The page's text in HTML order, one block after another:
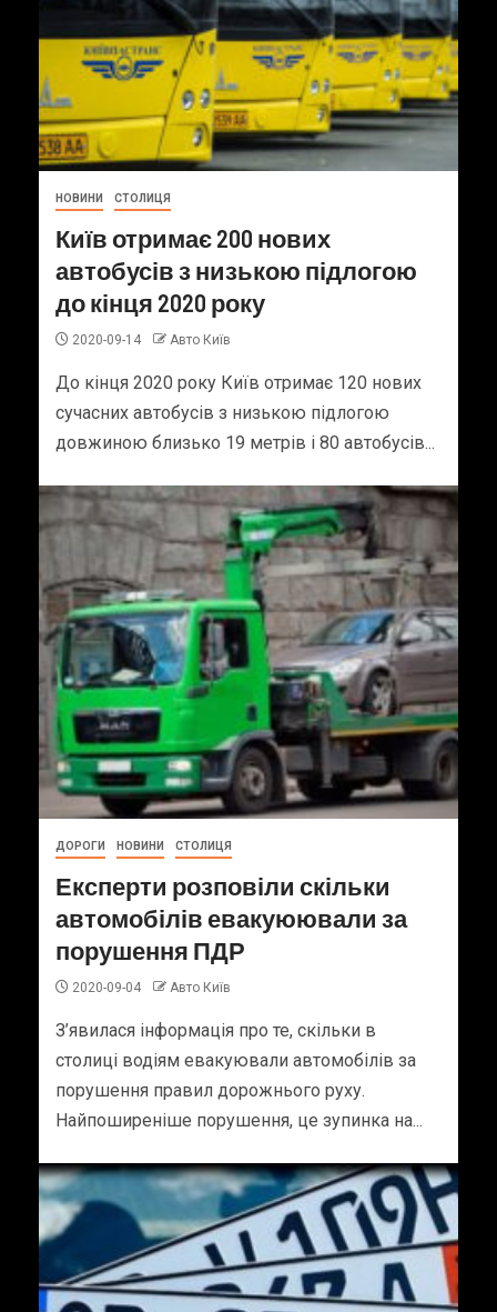
НОВИНИ СТОЛИЦЯ
Київ отримає 200 нових
автобусів з низькою підлогою
до кінця 2020 року
2020-09-14 Авто Київ
До кінця 2020 року Київ отримає 120 нових
сучасних автобусів з низькою підлогою
довжиною близько 19 метрів і 80 автобусів...
ДОРОГИ НОВИНИ СТОЛИЦЯ
Експерти розповіли скільки
автомобілів евакуюювали за
порушення ПДР
2020-09-04 Авто Київ
З’явилася інформація про те, скільки в
столиці водіям евакуювали автомобілів за
порушення правил дорожнього руху.
Найпоширеніше порушення, це зупинка на...